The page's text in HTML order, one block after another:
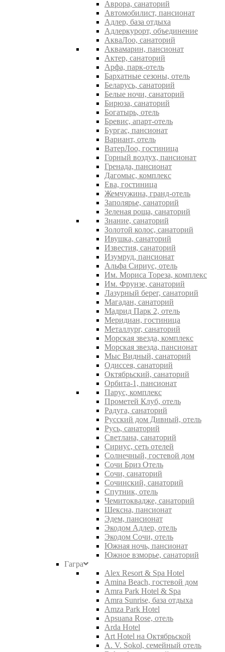
Аврора, санаторий
Автомобилист, пансионат
Адлер, база отдыха
Адлеркурорт, объединение
АкваЛоо, санаторий
Аквамарин, пансионат
Актер, санаторий
Арфа, парк-отель
Бархатные сезоны, отель
Беларусь, санаторий
Белые ночи, санаторий
Бирюза, санаторий
Богатырь, отель
Бревис, апарт-отель
Бургас, пансионат
Вариант, отель
ВатерЛоо, гостиница
Горный воздух, пансионат
Гренада, пансионат
Дагомыс, комплекс
Ева, гостиница
Жемчужина, гранд-отель
Заполярье, санаторий
Зеленая роща, санаторий
Знание, санаторий
Золотой колос, санаторий
Ивушка, санаторий
Известия, санаторий
Изумруд, пансионат
Альфа Сириус, отель
Им. Мориса Тореза, комплекс
Им. Фрунзе, санаторий
Лазурный берег, санаторий
Магадан, санаторий
Мадрид Парк 2, отель
Меридиан, гостиница
Металлург, санаторий
Морская звезда, комплекс
Морская звезда, пансионат
Мыс Видный, санаторий
Одиссея, санаторий
Октябрьский, санаторий
Орбита-1, пансионат
Парус, комплекс
Прометей Клуб, отель
Радуга, санаторий
Русский дом Дивный, отель
Русь, санаторий
Светлана, санаторий
Сириус, сеть отелей
Солнечный, гостевой дом
Сочи Бриз Отель
Сочи, санаторий
Сочинский, санаторий
Спутник, отель
Чемитоквадже, санаторий
Шексна, пансионат
Эдем, пансионат
Экодом Адлер, отель
Экодом Сочи, отель
Южная ночь, пансионат
Южное взморье, санаторий
Гагра
Alex Resort & Spa Hotel
Amina Beach, гостевой дом
Amra Park Hotel & Spa
Amra Sunrise, база отдыха
Amza Park Hotel
Apsuana Rose, отель
Arda Hotel
Art Hotel на Октябрьской
A. V. Sokol, семейный отель